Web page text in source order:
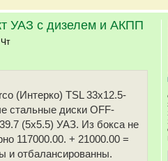
УАЗ с дизелем и АКПП
(Интерко) TSL 33x12.5-
стальные диски OFF-
(5x5.5) УАЗ. Из бокса не
117000.00. + 21000.00 =
и отбалансированны.